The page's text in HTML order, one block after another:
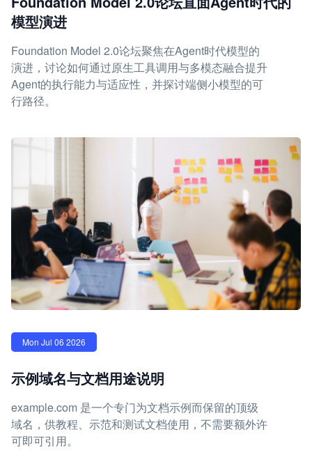
模型演进
Foundation Model 2.0论坛聚焦在Agent时代模型的
演进，讨论如何通过原生工具调用与多模态融合提升
Agent的执行能力与适应性，并探讨端侧小模型的可
行路径。
Mon Jul 06 2026
示例域名与文档用途说明
example.com 是一个专门为文档示例而保留的顶级
域名，供教程、示范和测试文档使用，不需要额外许
可即可引用。